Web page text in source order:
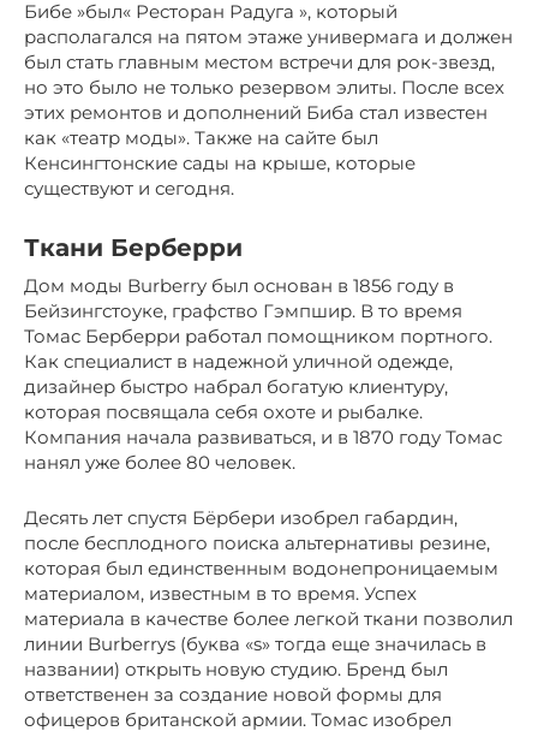
Бибе »был« Ресторан Радуга », который
располагался на пятом этаже универмага и должен
был стать главным местом встречи для рок-звезд,
но это было не только резервом элиты. После всех
этих ремонтов и дополнений Биба стал известен
как «театр моды». Также на сайте был
Кенсингтонские сады на крыше, которые
существуют и сегодня.
Ткани Берберри
Дом моды Burberry был основан в 1856 году в
Бейзингстоуке, графство Гэмпшир. В то время
Томас Берберри работал помощником портного.
Как специалист в надежной уличной одежде,
дизайнер быстро набрал богатую клиентуру,
которая посвящала себя охоте и рыбалке.
Компания начала развиваться, и в 1870 году Томас
нанял уже более 80 человек.
Десять лет спустя Бёрбери изобрел габардин,
после бесплодного поиска альтернативы резине,
которая был единственным водонепроницаемым
материалом, известным в то время. Успех
материала в качестве более легкой ткани позволил
линии Burberrys (буква «s» тогда еще значилась в
названии) открыть новую студию. Бренд был
ответственен за создание новой формы для
офицеров британской армии. Томас изобрел